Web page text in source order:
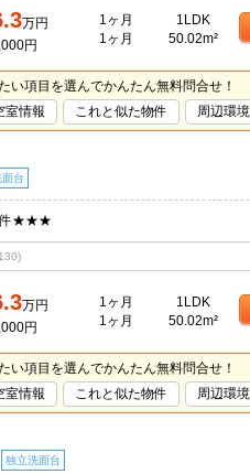
万円
円
1ヶ月
1ヶ月
1LDK
50.02m²
い項目を選んでかんたん無料問合せ！
室情報 これと似た物件 周辺環境
台
件★★★
万円
円
1ヶ月
1ヶ月
1LDK
50.02m²
い項目を選んでかんたん無料問合せ！
室情報 これと似た物件 周辺環境
独立洗面台